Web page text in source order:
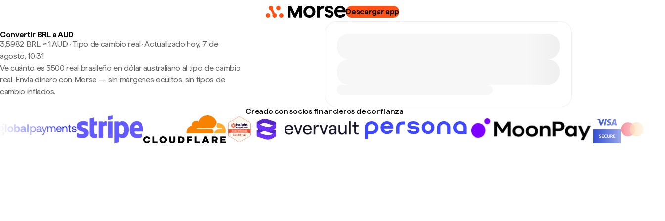
Descargar app
Convertir BRL a AUD
3,5982 BRL ≈ 1 AUD · Tipo de cambio real ·Actualizado hoy, 7 de
agosto, 10:31
Ve cuánto es 5500 real brasileño en dólar australiano al tipo de cambio
real. Envía dinero con Morse — sin márgenes ocultos, sin tipos de
cambio inflados.
Creado con socios financieros de confianza